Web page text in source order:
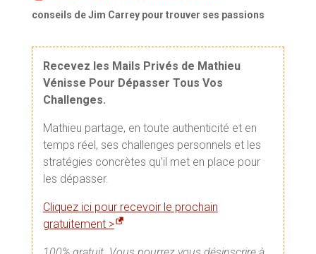
conseils de Jim Carrey pour trouver ses passions
Recevez les Mails Privés de Mathieu
Vénisse Pour Dépasser Tous Vos
Challenges.
Mathieu partage, en toute authenticité et en
temps réel, ses challenges personnels et les
stratégies concrètes qu’il met en place pour
les dépasser.
Cliquez ici pour recevoir le prochain
gratuitement >